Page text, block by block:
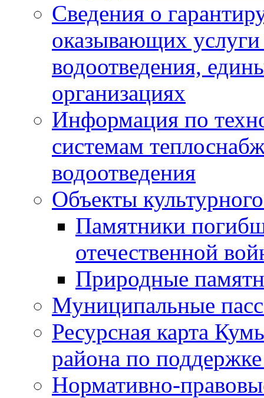
Сведения о
оказывающих
водоотведения,
организациях
Информация по
системам
водоотведения
Объекты
Памятники
отечественной
Природные
Муниципальные
Ресурсная карта
района по
Нормативно-